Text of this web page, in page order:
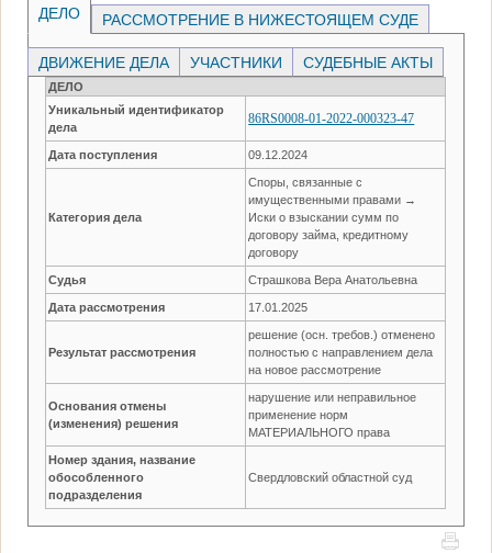
ДЕЛО РАССМОТРЕНИЕ В НИЖЕСТОЯЩЕМ СУДЕ
ДВИЖЕНИЕ ДЕЛА УЧАСТНИКИ СУДЕБНЫЕ АКТЫ
ДЕЛО
Уникальный идентификатор
дела
86RS0008-01-2022-000323-47
Дата поступления 09.12.2024
Категория дела
Споры, связанные с
имущественными правами →
Иски о взыскании сумм по
договору займа, кредитному
договору
Судья Страшкова Вера Анатольевна
Дата рассмотрения 17.01.2025
Результат рассмотрения
решение (осн. требов.) отменено
полностью с направлением дела
на новое рассмотрение
Основания отмены
(изменения) решения
нарушение или неправильное
применение норм
МАТЕРИАЛЬНОГО права
Номер здания, название
обособленного
подразделения
Свердловский областной суд